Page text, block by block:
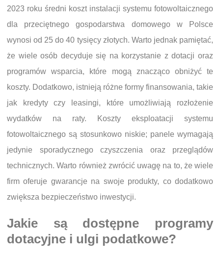
2023 roku średni koszt instalacji systemu fotowoltaicznego
dla przeciętnego gospodarstwa domowego w Polsce
wynosi od 25 do 40 tysięcy złotych. Warto jednak pamiętać,
że wiele osób decyduje się na korzystanie z dotacji oraz
programów wsparcia, które mogą znacząco obniżyć te
koszty. Dodatkowo, istnieją różne formy finansowania, takie
jak kredyty czy leasingi, które umożliwiają rozłożenie
wydatków na raty. Koszty eksploatacji systemu
fotowoltaicznego są stosunkowo niskie; panele wymagają
jedynie sporadycznego czyszczenia oraz przeglądów
technicznych. Warto również zwrócić uwagę na to, że wiele
firm oferuje gwarancje na swoje produkty, co dodatkowo
zwiększa bezpieczeństwo inwestycji.
Jakie są dostępne programy
dotacyjne i ulgi podatkowe?